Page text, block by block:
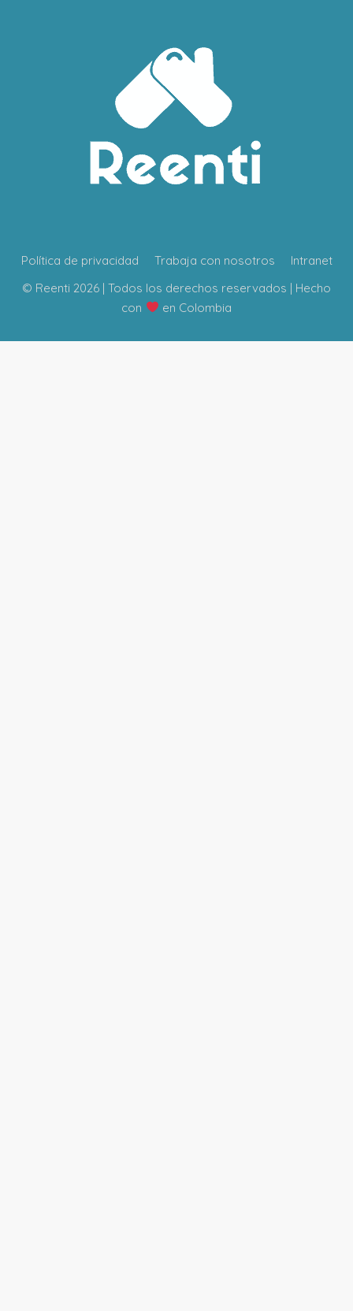
Política de privacidad Trabaja con nosotros
Intranet
© Reenti 2026 | Todos los derechos reservados | Hecho
con
en Colombia